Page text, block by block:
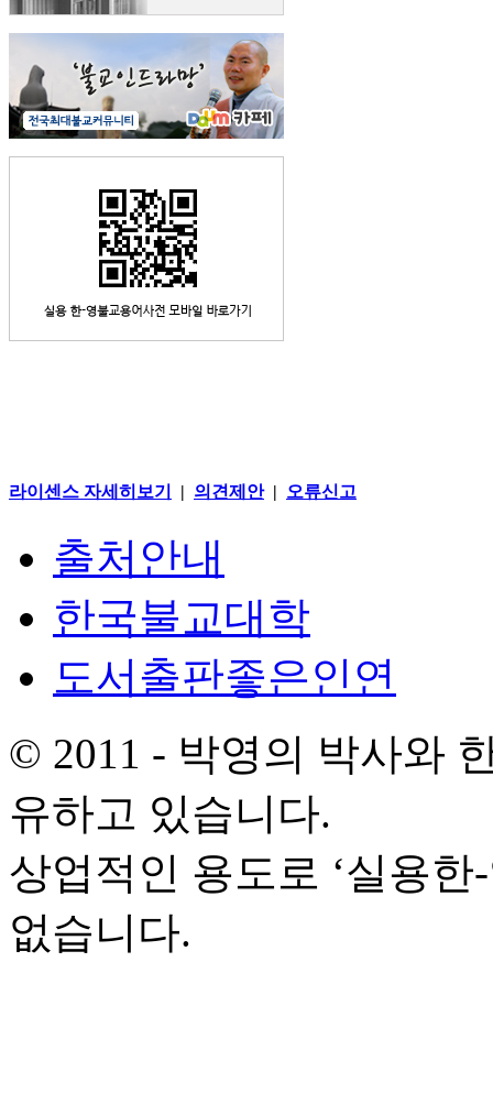
라이센스 자세히보기 | 의견제안| 오류신고
출처안내
한국불교대학
도서출판좋은인연
© 2011 - 박영의 박사와
유하고 있습니다.
상업적인 용도로 ‘실용
없습니다.